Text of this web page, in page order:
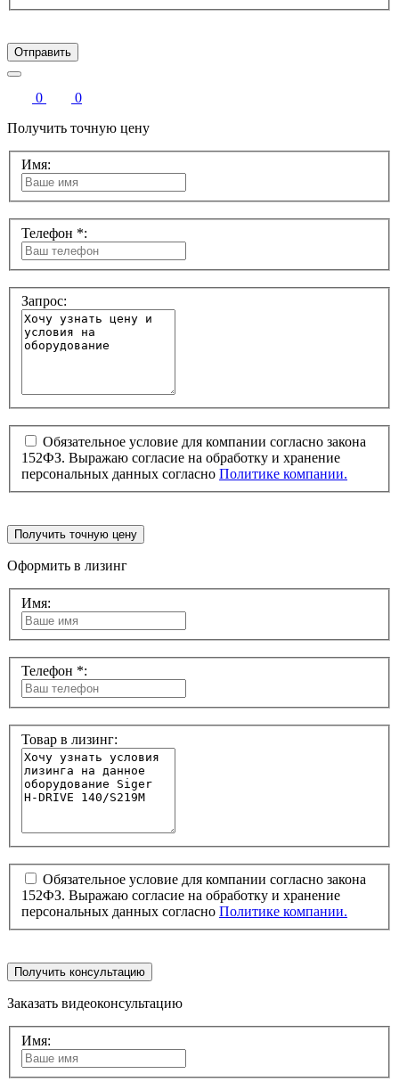
Отправить
0
0
Получить точную цену
Имя:
Телефон *:
Запрос:
Обязательное условие для компании согласно закона
152ФЗ. Выражаю согласие на обработку и хранение
персональных данных согласно Политике компании.
Получить точную цену
Оформить в лизинг
Имя:
Телефон *:
Товар в лизинг:
Обязательное условие для компании согласно закона
152ФЗ. Выражаю согласие на обработку и хранение
персональных данных согласно Политике компании.
Получить консультацию
Заказать видеоконсультацию
Имя: